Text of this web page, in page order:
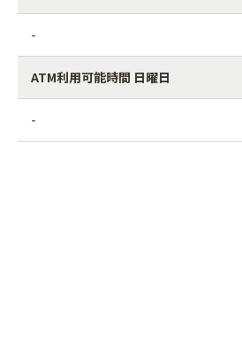
-
ATM利用可能時間 日曜日
-